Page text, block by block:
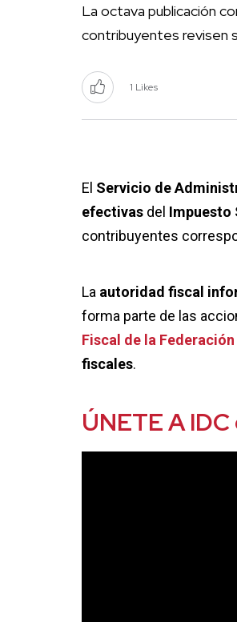
La octava publicación
contribuyentes revisen
1 Likes
El Servicio de
efectivas del Impuesto
contribuyentes
La autoridad fiscal
forma parte de las
Fiscal de la Federación
fiscales.
ÚNETE A